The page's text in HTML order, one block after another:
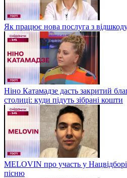
Як працює нова послуга з
Ніно Катамадзе дасть закритий
столиці: куди підуть зібрані кошти
MELOVIN про участь у
пісню